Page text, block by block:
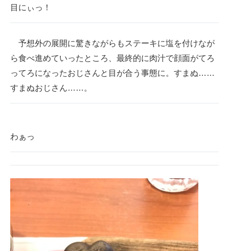
目にぃっ！
予想外の展開に驚きながらもステーキに塩を付けなが
ら食べ進めていったところ、最終的に肉汁で顔面がてろ
ってろになったおじさんと目が合う事態に。すまぬ……
すまぬおじさん……。
わぁっ